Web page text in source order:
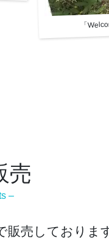
「
売
–
販売しておりま